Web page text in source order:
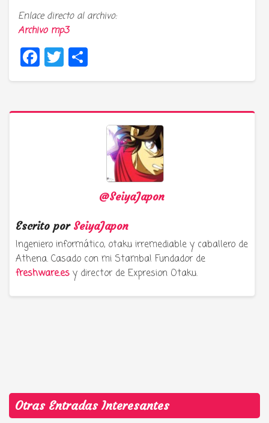
Enlace directo al archivo:
Archivo mp3
Facebook
Twitter
@SeiyaJapon
Escrito por SeiyaJapon
Ingeniero informático, otaku irremediable y caballero de
Athena. Casado con mi Stamba! Fundador de
freshware.es y director de Expresion Otaku.
Otras Entradas Interesantes